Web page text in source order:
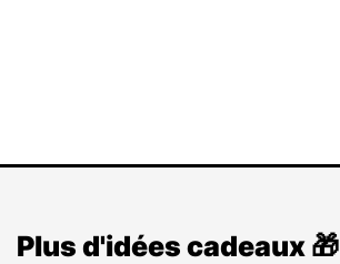
Plus d'idées cadeaux 🎁